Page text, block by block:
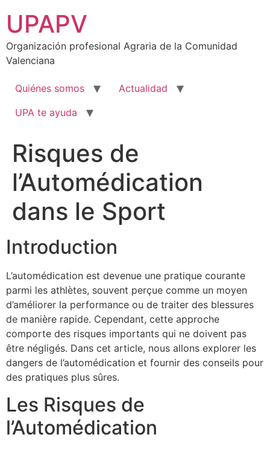
contenido
UPAPV
Organización profesional Agraria de la Comunidad
Valenciana
Quiénes somos
Actualidad
UPA te ayuda
Risques de
l’Automédication
dans le Sport
Introduction
L’automédication est devenue une pratique courante
parmi les athlètes, souvent perçue comme un moyen
d’améliorer la performance ou de traiter des blessures
de manière rapide. Cependant, cette approche
comporte des risques importants qui ne doivent pas
être négligés. Dans cet article, nous allons explorer les
dangers de l’automédication et fournir des conseils pour
des pratiques plus sûres.
Les Risques de
l’Automédication